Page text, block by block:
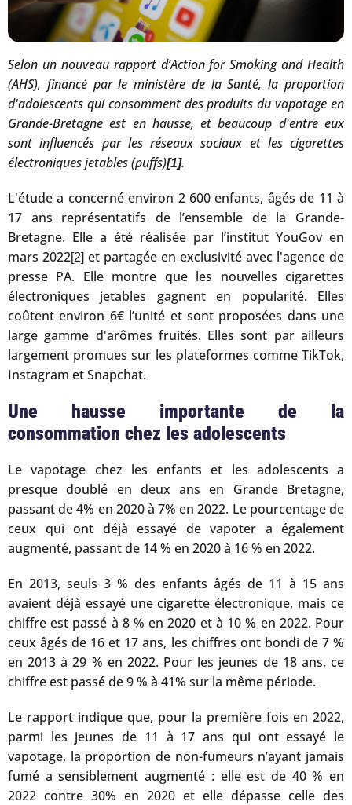
Selon un nouveau rapport d’Action for Smoking and Health
(AHS), financé par le ministère de la Santé, la proportion
d'adolescents qui consomment des produits du vapotage en
Grande-Bretagne est en hausse, et beaucoup d'entre eux
sont influencés par les réseaux sociaux et les cigarettes
électroniques jetables (puffs)[1].
L'étude a concerné environ 2 600 enfants, âgés de 11 à
17 ans représentatifs de l’ensemble de la Grande-
Bretagne. Elle a été réalisée par l’institut YouGov en
mars 2022[2] et partagée en exclusivité avec l'agence de
presse PA. Elle montre que les nouvelles cigarettes
électroniques jetables gagnent en popularité. Elles
coûtent environ 6€ l’unité et sont proposées dans une
large gamme d'arômes fruités. Elles sont par ailleurs
largement promues sur les plateformes comme TikTok,
Instagram et Snapchat.
Une hausse importante de la
consommation chez les adolescents
Le vapotage chez les enfants et les adolescents a
presque doublé en deux ans en Grande Bretagne,
passant de 4% en 2020 à 7% en 2022. Le pourcentage de
ceux qui ont déjà essayé de vapoter a également
augmenté, passant de 14 % en 2020 à 16 % en 2022.
En 2013, seuls 3 % des enfants âgés de 11 à 15 ans
avaient déjà essayé une cigarette électronique, mais ce
chiffre est passé à 8 % en 2020 et à 10 % en 2022. Pour
ceux âgés de 16 et 17 ans, les chiffres ont bondi de 7 %
en 2013 à 29 % en 2022. Pour les jeunes de 18 ans, ce
chiffre est passé de 9 % à 41% sur la même période.
Le rapport indique que, pour la première fois en 2022,
parmi les jeunes de 11 à 17 ans qui ont essayé le
vapotage, la proportion de non-fumeurs n’ayant jamais
fumé a sensiblement augmenté : elle est de 40 % en
2022 contre 30% en 2020 et elle dépasse celle des